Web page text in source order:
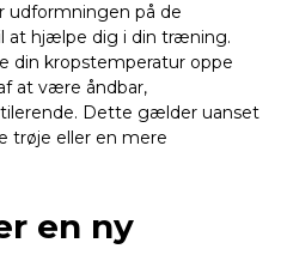
udformningen på de
at hjælpe dig i din træning.
din kropstemperatur oppe
at være åndbar,
Dette gælder uanset
trøje eller en mere
en ny